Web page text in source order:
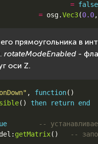
= false
= osg.Vec3(0.0,
прямоугольника в
rotateModeEnabled -
оси Z.
, function()
() then return end
--
: getMatrix()
--